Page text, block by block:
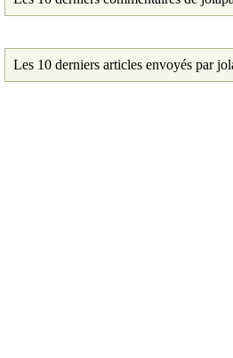
Les 10 derniers articles envoyés par